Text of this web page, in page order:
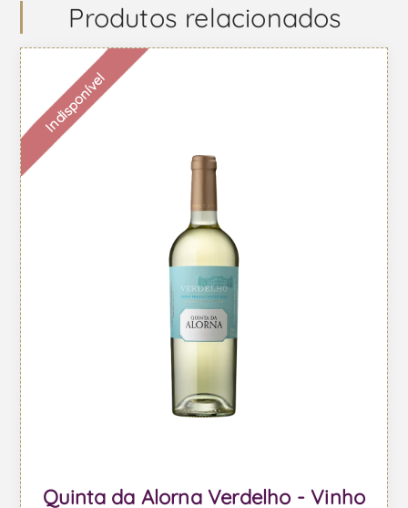
Produtos relacionados
Indisponível
Quinta da Alorna Verdelho - Vinho